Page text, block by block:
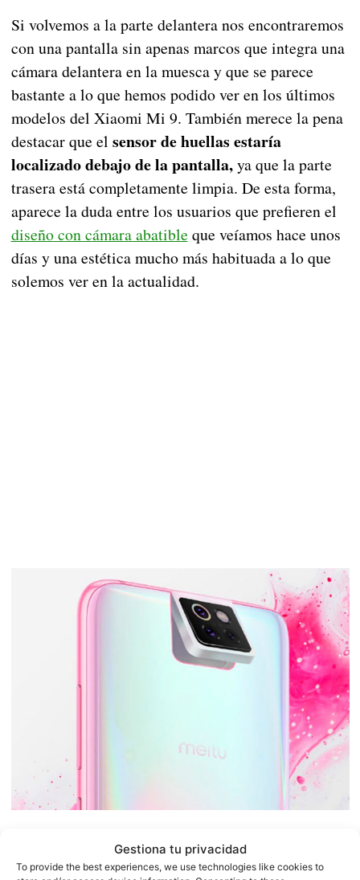
Gestiona tu privacidad
To provide the best experiences, we use technologies like cookies to
Si volvemos a la parte delantera nos encontraremos
con una pantalla sin apenas marcos que integra una
cámara delantera en la muesca y que se parece
bastante a lo que hemos podido ver en los últimos
modelos del Xiaomi Mi 9. También merece la pena
destacar que el sensor de huellas estaría
localizado debajo de la pantalla,ya que la parte
trasera está completamente limpia. De esta forma,
aparece la duda entre los usuarios que prefieren el
diseño con cámara abatible que veíamos hace unos
días y una estética mucho más habituada a lo que
solemos ver en la actualidad.
Por el momento, la compañía china no ha querido
confirmar ni desmentir los rumores relacionados